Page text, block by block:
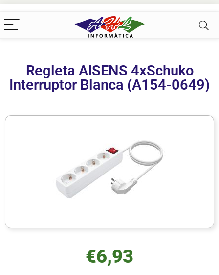
Regleta AISENS 4xSchuko
Interruptor Blanca (A154-0649)
€6,93